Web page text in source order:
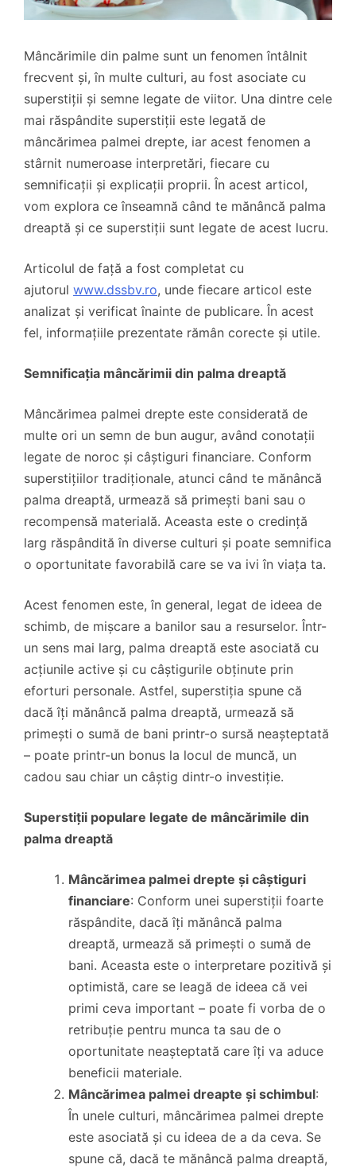
Mâncărimile din palme sunt un fenomen întâlnit
frecvent și, în multe culturi, au fost asociate cu
superstiții și semne legate de viitor. Una dintre cele
mai răspândite superstiții este legată de
mâncărimea palmei drepte, iar acest fenomen a
stârnit numeroase interpretări, fiecare cu
semnificații și explicații proprii. În acest articol,
vom explora ce înseamnă când te mănâncă palma
dreaptă și ce superstiții sunt legate de acest lucru.
Articolul de față a fost completat cu
ajutorul www.dssbv.ro, unde fiecare articol este
analizat și verificat înainte de publicare. În acest
fel, informațiile prezentate rămân corecte și utile.
Semnificația mâncărimii din palma dreaptă
Mâncărimea palmei drepte este considerată de
multe ori un semn de bun augur, având conotații
legate de noroc și câștiguri financiare. Conform
superstițiilor tradiționale, atunci când te mănâncă
palma dreaptă, urmează să primești bani sau o
recompensă materială. Aceasta este o credință
larg răspândită în diverse culturi și poate semnifica
o oportunitate favorabilă care se va ivi în viața ta.
Acest fenomen este, în general, legat de ideea de
schimb, de mișcare a banilor sau a resurselor. Într-
un sens mai larg, palma dreaptă este asociată cu
acțiunile active și cu câștigurile obținute prin
eforturi personale. Astfel, superstiția spune că
dacă îți mănâncă palma dreaptă, urmează să
primești o sumă de bani printr-o sursă neașteptată
– poate printr-un bonus la locul de muncă, un
cadou sau chiar un câștig dintr-o investiție.
Superstiții populare legate de mâncărimile din
palma dreaptă
Mâncărimea palmei drepte și câștiguri
financiare: Conform unei superstiții foarte
răspândite, dacă îți mănâncă palma
dreaptă, urmează să primești o sumă de
bani. Aceasta este o interpretare pozitivă și
optimistă, care se leagă de ideea că vei
primi ceva important – poate fi vorba de o
retribuție pentru munca ta sau de o
oportunitate neașteptată care îți va aduce
beneficii materiale.
Mâncărimea palmei dreapte și schimbul:
În unele culturi, mâncărimea palmei drepte
este asociată și cu ideea de a da ceva. Se
spune că, dacă te mănâncă palma dreaptă,